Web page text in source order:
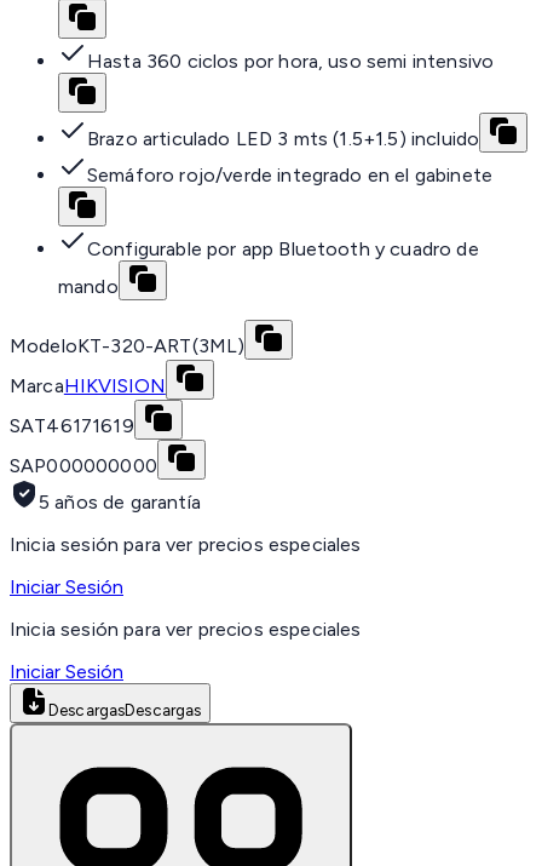
Hasta 360 ciclos por hora, uso semi intensivo
Brazo articulado LED 3 mts (1.5+1.5) incluido
Semáforo rojo/verde integrado en el gabinete
Configurable por app Bluetooth y cuadro de
mando
ModeloKT-320-ART(3ML)
MarcaHIKVISION
SAT46171619
SAP000000000
5 años de garantía
Inicia sesión para ver precios especiales
Iniciar Sesión
Inicia sesión para ver precios especiales
Iniciar Sesión
DescargasDescargas